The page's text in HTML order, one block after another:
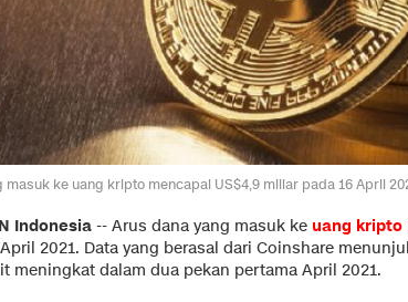
masuk ke uang kripto mencapai US$4,9 miliar pada 16 April
Indonesia -- Arus dana yang masuk ke uang kripto
2021. Data yang berasal dari Coinshare
meningkat dalam dua pekan pertama April 2021.